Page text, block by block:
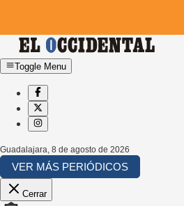
Toggle Menu
Guadalajara, 8 de agosto de 2026
VER MÁS PERIÓDICOS
Cerrar